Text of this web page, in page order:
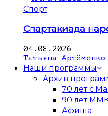
Спорт
Спартакиада
04.08.2026
Татьяна Артёменко
Наши программы
Архив
70 лет с
90 лет
Афиша